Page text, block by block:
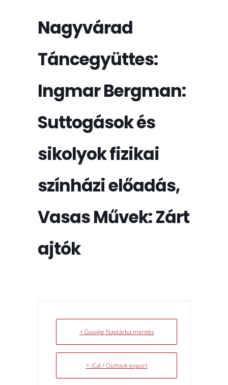
Nagyvárad
Táncegyüttes:
Ingmar Bergman:
Suttogások és
sikolyok fizikai
színházi előadás,
Vasas Művek: Zárt
ajtók
+ Google Naptárba mentés
+ iCal / Outlook export